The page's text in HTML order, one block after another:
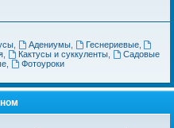
, Адениумы, Геснериевые,
Кактусы и суккуленты,
Садовые
,
Фотоуроки